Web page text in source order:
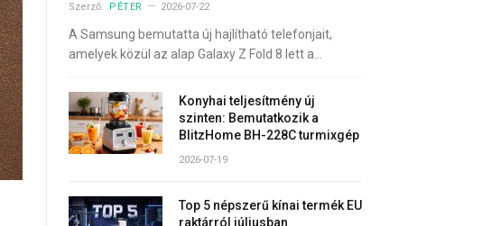
Szerző: PÉTER 2026-07-22
A Samsung bemutatta új hajlítható telefonjait,
amelyek közül az alap Galaxy Z Fold 8 lett a…
Konyhai teljesítmény új
szinten: Bemutatkozik a
BlitzHome BH-228C turmixgép
2026-07-19
Top 5 népszerű kínai termék EU
raktárról júliusban